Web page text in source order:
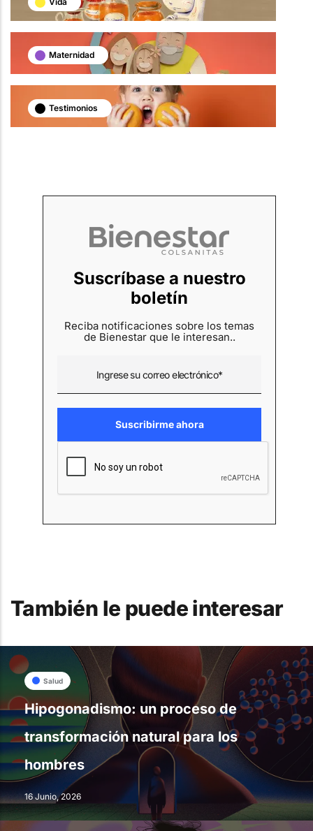
Maternidad
Testimonios
Suscríbase a nuestro
boletín
Reciba notificaciones sobre los temas
de Bienestar que le interesan..
También le puede interesar
Salud
Hipogonadismo: un proceso de
transformación natural para los
hombres
16 Junio, 2026